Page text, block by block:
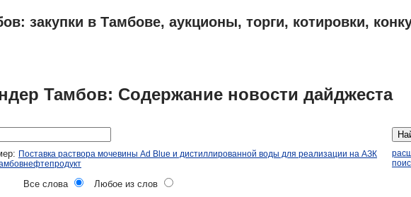
закупки в Тамбове, аукционы, торги, котировки,
Тамбов: Содержание новости дайджеста
Поставка раствора мочевины Ad Blue и дистиллированной воды для реализации на АЗК
Все слова
Любое из слов